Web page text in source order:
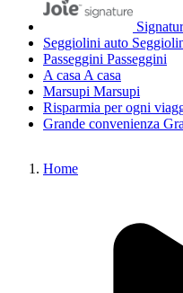
Seggiolini auto
Passeggini Passeggini
A casa A casa
Marsupi Marsupi
Risparmia per ogni
Grande convenienza
Home